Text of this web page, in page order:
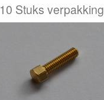
10 Stuks verpakking